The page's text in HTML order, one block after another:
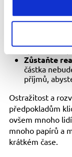
protokol,
informacemi
splátkách či
Zůstaňte
částka
příjmů,
Ostražitost a
předpokladům
ovšem mnoho
mnoho papírů a
krátkém čase.